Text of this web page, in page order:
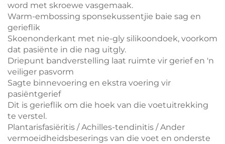
word met skroewe vasgemaak.
Warm-embossing sponsekussentjie baie sag en
gerieflik
Skoenonderkant met nie-gly silikoondoek, voorkom
dat pasiënte in die nag uitgly.
Driepunt bandverstelling laat ruimte vir gerief en 'n
veiliger pasvorm
Sagte binnevoering en ekstra voering vir
pasiëntgerief
Dit is gerieflik om die hoek van die voetuitrekking
te verstel.
Plantarisfasiëritis / Achilles-tendinitis / Ander
vermoeidheidsbeserings van die voet en onderste